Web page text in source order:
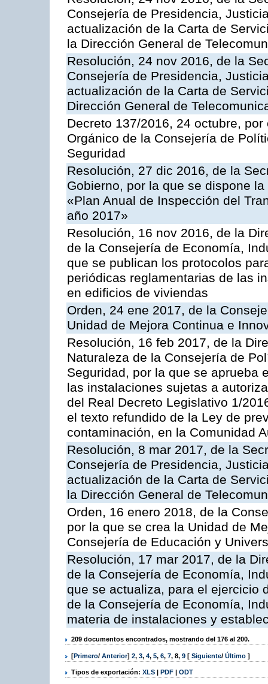
Consejería de Presidencia,
actualización de la Carta de
la Dirección General de
Resolución, 24 nov 2016, de la
Consejería de Presidencia,
actualización de la Carta de
Dirección General de
Decreto 137/2016, 24 octubre,
Orgánico de la Consejería de
Seguridad
Resolución, 27 dic 2016, de la
Gobierno, por la que se dispone
«Plan Anual de Inspección del
año 2017»
Resolución, 16 nov 2016, de la
de la Consejería de Economía,
que se publican los protocolos
periódicas reglamentarias de las
en edificios de viviendas
Orden, 24 ene 2017, de la
Unidad de Mejora Continua e
Resolución, 16 feb 2017, de la
Naturaleza de la Consejería de
Seguridad, por la que se aprueba
las instalaciones sujetas a
del Real Decreto Legislativo 1/
el texto refundido de la Ley de
contaminación, en la Comunidad
Resolución, 8 mar 2017, de la
Consejería de Presidencia,
actualización de la Carta de
la Dirección General de
Orden, 16 enero 2018, de la
por la que se crea la Unidad de
Consejería de Educación y
Resolución, 17 mar 2017, de la
de la Consejería de Economía,
que se actualiza, para el ejercicio
de la Consejería de Economía,
materia de instalaciones y
209 documentos encontrados, mostrando del 176 al 200.
[Primero/ Anterior] 2, 3, 4, 5, 6, 7, 8, 9 [ Siguiente/ Último ]
Tipos de exportación: XLS | PDF | ODT